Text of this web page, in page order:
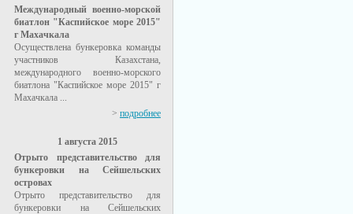
Международный военно-морской
биатлон "Каспийское море 2015"
г Махачкала
Осуществлена бункеровка команды
участников Казахстана,
международного военно-морского
биатлона "Каспийское море 2015" г
Махачкала ...
> подробнее
1 августа 2015
Отрыто представительство для
бункеровки на Сейшельских
островах
Отрыто представительство для
бункеровки на Сейшельских